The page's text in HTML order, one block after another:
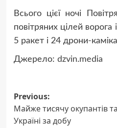
Всього цієї ночі
повітряних цілей
5 ракет і 24 дрони-
Джерело: dzvin.media
Post
navigation
Previous:
Майже тисячу окупантів
Україні за добу